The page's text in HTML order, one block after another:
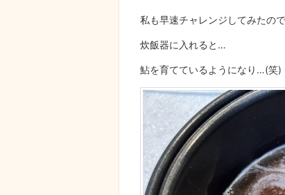
私も早速チャレンジしてみたの
炊飯器に入れると…
鮎を育てているようになり…(笑)